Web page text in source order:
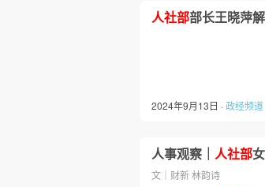
人社部部长王晓萍
2024年9月13日 ·政经频道
人事观察｜ 人社部
文｜财新 林韵诗